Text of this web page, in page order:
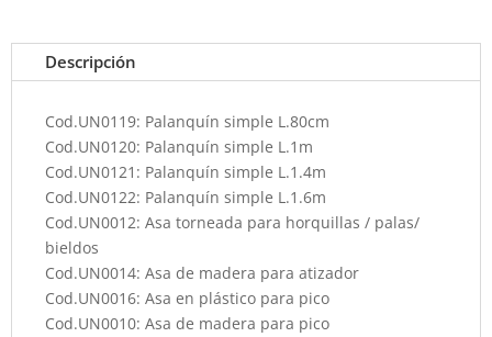
Descripción
Cod.UN0119: Palanquín simple L.80cm
Cod.UN0120: Palanquín simple L.1m
Cod.UN0121: Palanquín simple L.1.4m
Cod.UN0122: Palanquín simple L.1.6m
Cod.UN0012: Asa torneada para horquillas / palas/
bieldos
Cod.UN0014: Asa de madera para atizador
Cod.UN0016: Asa en plástico para pico
Cod.UN0010: Asa de madera para pico